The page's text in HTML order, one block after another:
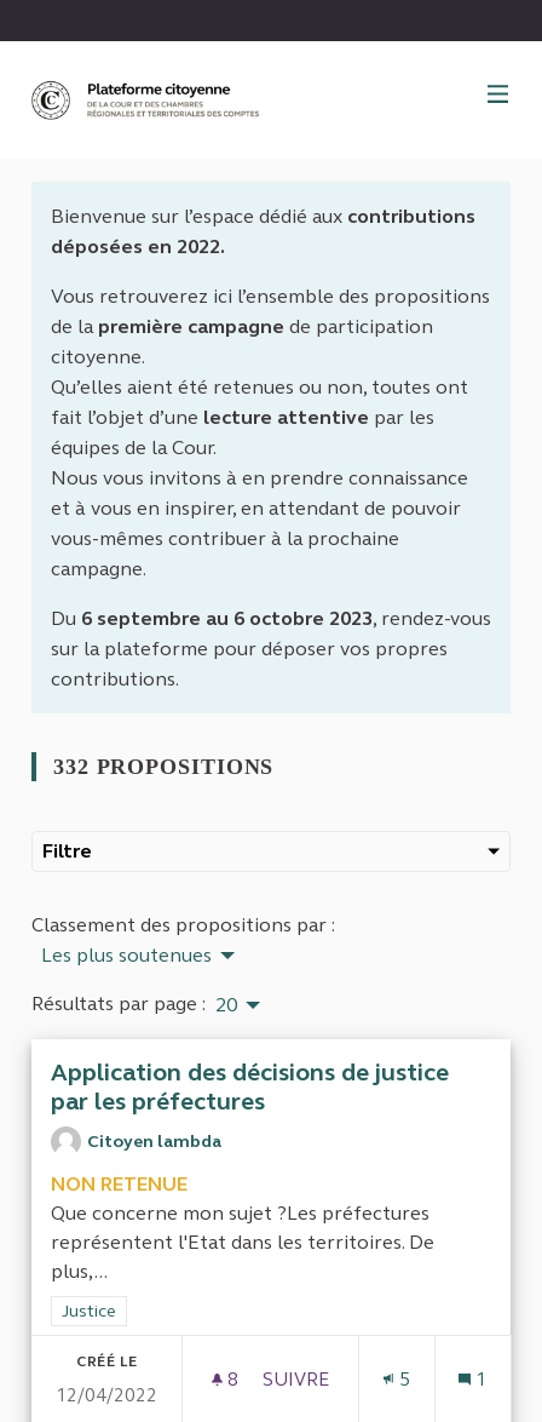
Bienvenue sur l’espace dédié aux contributions
déposées en 2022.
Vous retrouverez ici l’ensemble des propositions
de la première campagne de participation
citoyenne.
Qu’elles aient été retenues ou non, toutes ont
fait l’objet d’une lecture attentive par les
équipes de la Cour.
Nous vous invitons à en prendre connaissance
et à vous en inspirer, en attendant de pouvoir
vous-mêmes contribuer à la prochaine
campagne.
Du 6 septembre au 6 octobre 2023, rendez-vous
sur la plateforme pour déposer vos propres
contributions.
332 PROPOSITIONS
Filtre
Classement des propositions par :
Les plus soutenues
Résultats par page : 20
Application des décisions de justice
par les préfectures
Citoyen lambda
NON RETENUE
Que concerne mon sujet ?Les préfectures
représentent l'Etat dans les territoires. De
plus,...
Filtrer les résultats de la catégorie : Justice
Justice
CRÉÉ LE
12/04/2022
8 8 ABONNÉS
SUIVRE
5 1